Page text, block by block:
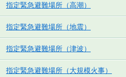
指定緊急避難場所（高潮）
指定緊急避難場所（地震）
指定緊急避難場所（津波）
指定緊急避難場所（大規模火事）